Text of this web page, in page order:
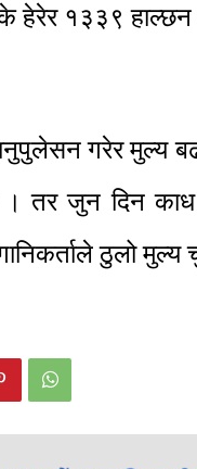
के हेरेर १३३९
गरेर मुल्य
तर जुन दिन काध
ठुलो